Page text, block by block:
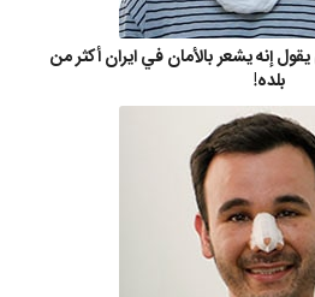
إنه يشعر بالأمان في ايران أكثر من
بلده!